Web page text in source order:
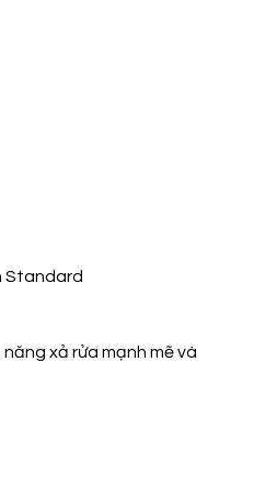
Standard
xả rửa mạnh mẽ và